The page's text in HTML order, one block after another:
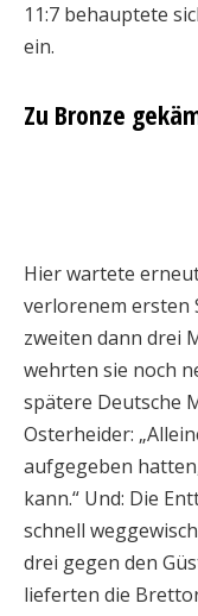
11:7 behauptete
ein.
Zu Bronze
Hier wartete
verlorenem ersten
zweiten dann drei
wehrten sie noch
spätere Deutsche
Osterheider:
aufgegeben
kann.“ Und: Die
schnell
drei gegen den
lieferten die